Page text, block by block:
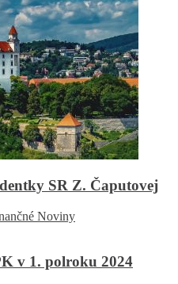
SR Z. Čaputovej
Noviny
v 1. polroku 2024